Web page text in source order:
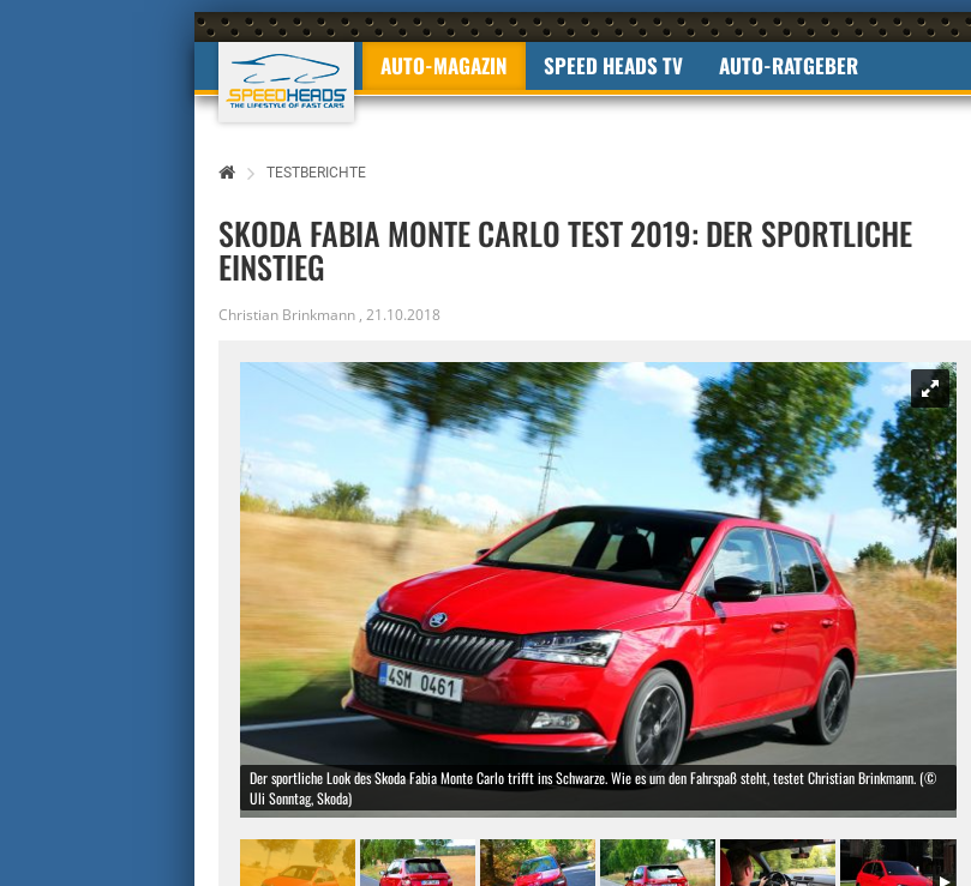
AUTO-MAGAZIN SPEED HEADS TV AUTO-RATGEBER
TESTBERICHTE
SKODA FABIA MONTE CARLO TEST 2019: DER SPORTLICHE
EINSTIEG
Christian Brinkmann , 21.10.2018
Der sportliche Look des Skoda Fabia Monte Carlo trifft ins Schwarze. Wie es um den Fahrspaß steht, testet Christian Brinkmann. (©
Uli Sonntag, Skoda)